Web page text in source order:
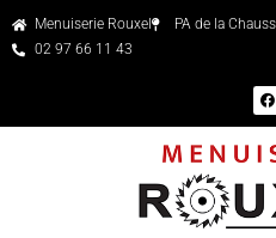
Menuiserie Rouxel
PA de la
02 97 66 11 43